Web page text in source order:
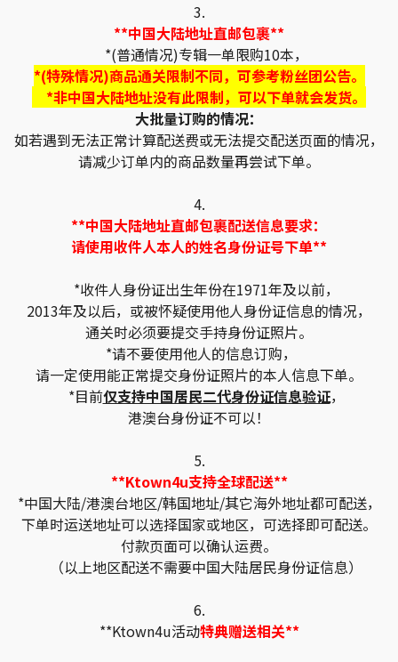
3.
**中国大陆地址直邮包裹**
*(普通情况)专辑一单限购10本，
*(特殊情况)商品通关限制不同，可参考粉丝团公告。
*非中国大陆地址没有此限制，可以下单就会发货。
大批量订购的情况：
如若遇到无法正常计算配送费或无法提交配送页面的情况，
请减少订单内的商品数量再尝试下单。
4.
**中国大陆地址直邮包裹配送信息要求：
请使用收件人本人的姓名身份证号下单**
*收件人身份证出生年份在1971年及以前，
2013年及以后，或被怀疑使用他人身份证信息的情况，
通关时必须要提交手持身份证照片。
*请不要使用他人的信息订购，
请一定使用能正常提交身份证照片的本人信息下单。
*目前仅支持中国居民二代身份证信息验证，
港澳台身份证不可以！
5.
**Ktown4u支持全球配送**
*中国大陆/港澳台地区/韩国地址/其它海外地址都可配送，
下单时运送地址可以选择国家或地区，可选择即可配送。
付款页面可以确认运费。
（以上地区配送不需要中国大陆居民身份证信息）
6.
**Ktown4u活动特典赠送相关**